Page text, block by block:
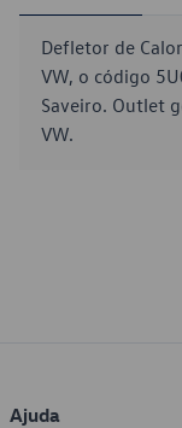
Defletor de
VW, o código
Saveiro. Outlet
VW.
Ajuda